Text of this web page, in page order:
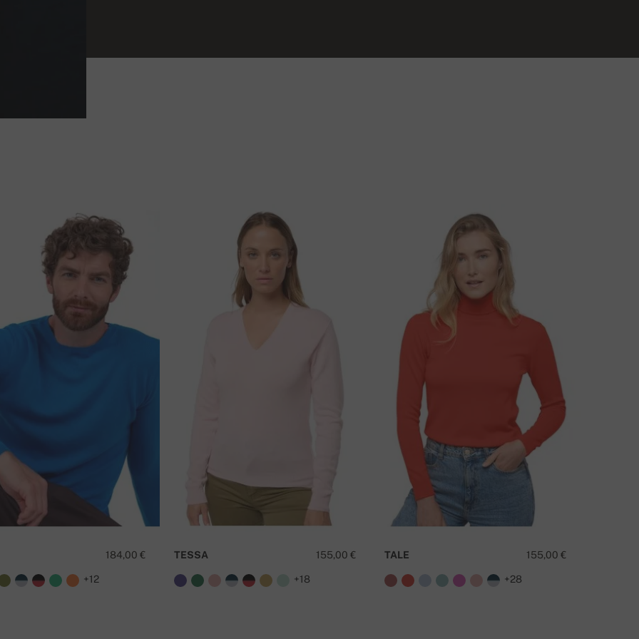
184,00 €
+12
155,00 €
TESSA
+18
155,00 €
TALE
+28